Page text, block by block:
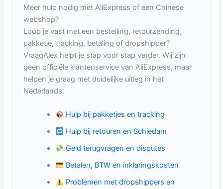
Meer hulp nodig met AliExpress of een Chinese
webshop?
Loop je vast met een bestelling, retourzending,
pakketje, tracking, betaling of dropshipper?
VraagAlex helpt je stap voor stap verder. Wij zijn
geen officiële klantenservice van AliExpress, maar
helpen je graag met duidelijke uitleg in het
Nederlands.
Hulp bij pakketjes en tracking
Hulp bij retouren en Schiedam
Geld terugvragen en disputes
Betalen, BTW en inklaringskosten
Problemen met dropshippers en